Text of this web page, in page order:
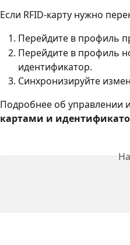
Если RFID-карту нужно
Перейдите в профиль
Перейдите в профиль
идентификатор.
Синхронизируйте
Подробнее об управлении
картами и